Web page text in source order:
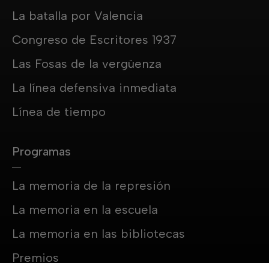
La batalla por Valencia
Congreso de Escritores 1937
Las Fosas de la vergüenza
La línea defensiva inmediata
Línea de tiempo
Programas
La memoria de la represión
La memoria en la escuela
La memoria en las bibliotecas
Premios